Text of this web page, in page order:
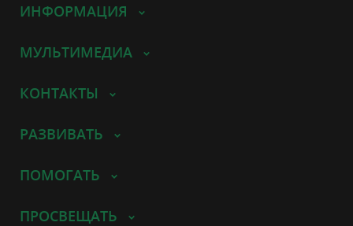
ИНФОРМАЦИЯ
МУЛЬТИМЕДИА
КОНТАКТЫ
РАЗВИВАТЬ
ПОМОГАТЬ
ПРОСВЕЩАТЬ